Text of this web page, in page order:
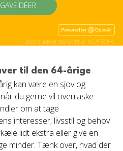
Denne side er beskyttet af reCAPTCHA.
til den 64-årige
kan være en sjov og
du gerne vil overraske
om at tage
interesser, livsstil og behov
lidt ekstra eller give en
minder. Tænk over, hvad der